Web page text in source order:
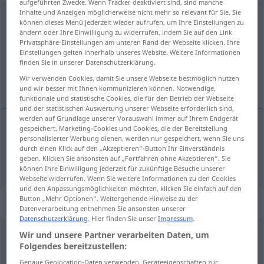
verlieren [fɛrˈliːrən]v/t <verlor;verloren>
Übersicht aller Übersetzungen
(Für mehr Details die Übersetzung anklicken/antippen)
perdre
perdre verlierena.Haare, Blätter, Prozess, Wette
„verlieren“: intransitives Verb
verlieren [fɛrˈliːrən]v/i <verlor;verloren>
Übersicht aller Übersetzungen
aufgeführten Zwecke. Wenn Tracker deaktiviert sind, sind manche
Inhalte und Anzeigen möglicherweise nicht mehr so relevant für Sie. Sie
können dieses Menü jederzeit wieder aufrufen, um Ihre Einstellungen zu
ändern oder Ihre Einwilligung zu widerrufen, indem Sie auf den Link
Privatsphäre-Einstellungen am unteren Rand der Webseite klicken. Ihre
Einstellungen gelten innerhalb unseres Website. Weitere Informationen
finden Sie in unserer Datenschutzerklärung.
Wir verwenden Cookies, damit Sie unsere Webseite bestmöglich nutzen
und wir besser mit Ihnen kommunizieren können. Notwendige,
funktionale und statistische Cookies, die für den Betrieb der Webseite
und der statistischen Auswertung unserer Webseite erforderlich sind,
werden auf Grundlage unserer Vorauswahl immer auf Ihrem Endgerät
gespeichert. Marketing-Cookies und Cookies, die der Bereitstellung
personalisierter Werbung dienen, werden nur gespeichert, wenn Sie uns
durch einen Klick auf den „Akzeptieren“-Button Ihr Einverständnis
geben. Klicken Sie ansonsten auf „Fortfahren ohne Akzeptieren“. Sie
können Ihre Einwilligung jederzeit für zukünftige Besuche unserer
Webseite widerrufen. Wenn Sie weitere Informationen zu den Cookies
und den Anpassungsmöglichkeiten möchten, klicken Sie einfach auf den
Button „Mehr Optionen“. Weitergehende Hinweise zu der
Datenverarbeitung entnehmen Sie ansonsten unserer
Datenschutzerklärung. Hier finden Sie unserImpressum.
Wir und unsere Partner verarbeiten Daten, um
Folgendes bereitzustellen:
Genaue Geolocation-Daten verwenden. Geräteeigenschaften zur